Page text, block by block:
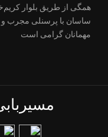
همگی از طریق بلوار
ساسان با پرسنلی مجرب و
مهمانان گرامی است